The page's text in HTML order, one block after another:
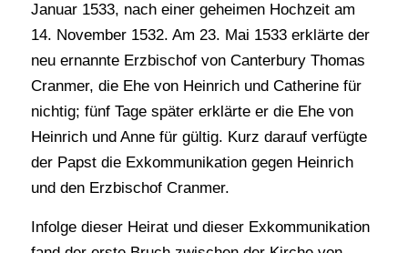
Januar 1533, nach einer geheimen Hochzeit am
14. November 1532. Am 23. Mai 1533 erklärte der
neu ernannte Erzbischof von Canterbury Thomas
Cranmer, die Ehe von Heinrich und Catherine für
nichtig; fünf Tage später erklärte er die Ehe von
Heinrich und Anne für gültig. Kurz darauf verfügte
der Papst die Exkommunikation gegen Heinrich
und den Erzbischof Cranmer.
Infolge dieser Heirat und dieser Exkommunikation